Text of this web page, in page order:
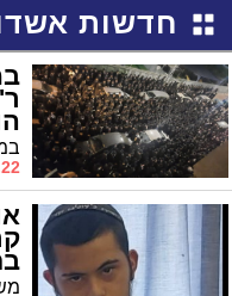
חדשות